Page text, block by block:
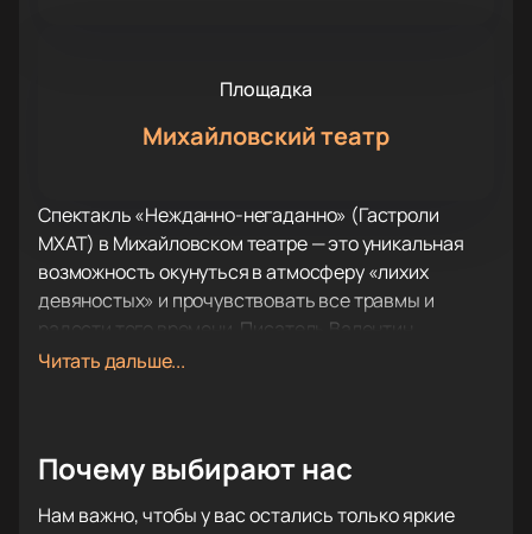
Площадка
Михайловский театр
Спектакль «Нежданно-негаданно» (Гастроли
МХАТ) в Михайловском театре — это уникальная
возможность окунуться в атмосферу «лихих
девяностых» и прочувствовать все травмы и
радости того времени. Писатель Валентин
Распутин, одним из первых, раскрыл перед нами
сплавляемыми по Ангаре, и показал нам русскую
юмором и детской фантазией.
Читать дальше...
Почему выбирают нас
Нам важно, чтобы у вас остались только яркие